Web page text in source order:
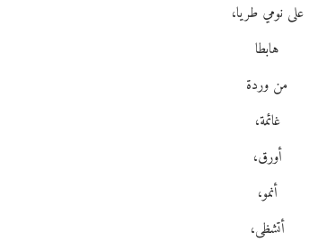
على نومي طريا،
هابطا
من وردة
غائمة،
أورق،
أنمو،
أتشظى،